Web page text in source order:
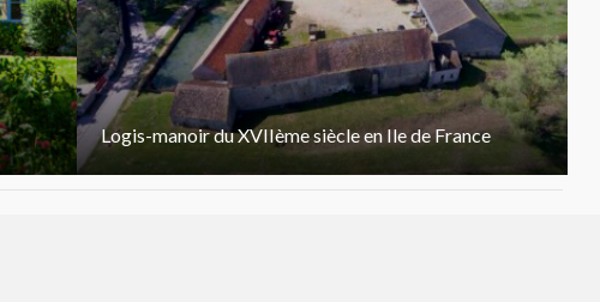
Logis-manoir du XVIIème siècle en Ile de France